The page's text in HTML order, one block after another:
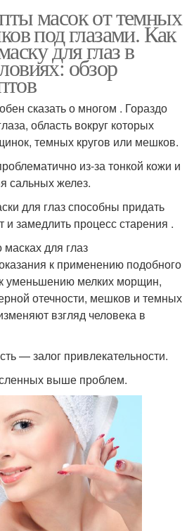
масок от темных
под глазами. Как
для глаз в
обзор
сказать о многом . Гораздо
область вокруг которых
темных кругов или мешков.
из-за тонкой кожи и
сальных желез.
для глаз способны придать
замедлить процесс старения .
для глаз
к применению подобного
уменьшению мелких морщин,
отечности, мешков и темных
взгляд человека в
— залог привлекательности.
выше проблем.